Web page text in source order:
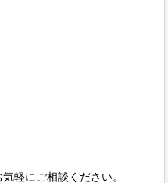
軽にご相談ください。